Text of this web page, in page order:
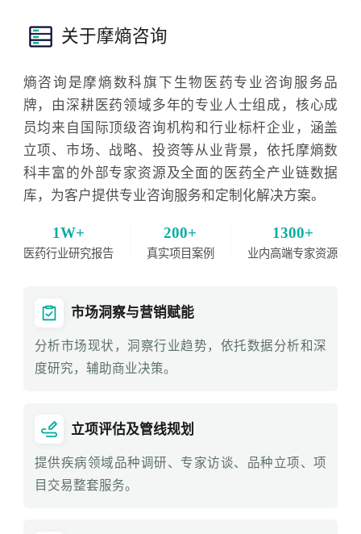
关于摩熵咨询
熵咨询是摩熵数科旗下生物医药专业咨询服务品
牌，由深耕医药领域多年的专业人士组成，核心成
员均来自国际顶级咨询机构和行业标杆企业，涵盖
立项、市场、战略、投资等从业背景，依托摩熵数
科丰富的外部专家资源及全面的医药全产业链数据
库，为客户提供专业咨询服务和定制化解决方案。
1W+
医药行业研究报告
200+
真实项目案例
1300+
业内高端专家资源
市场洞察与营销赋能
分析市场现状，洞察行业趋势，依托数据分析和深
度研究，辅助商业决策。
立项评估及管线规划
提供疾病领域品种调研、专家访谈、品种立项、项
目交易整套服务。